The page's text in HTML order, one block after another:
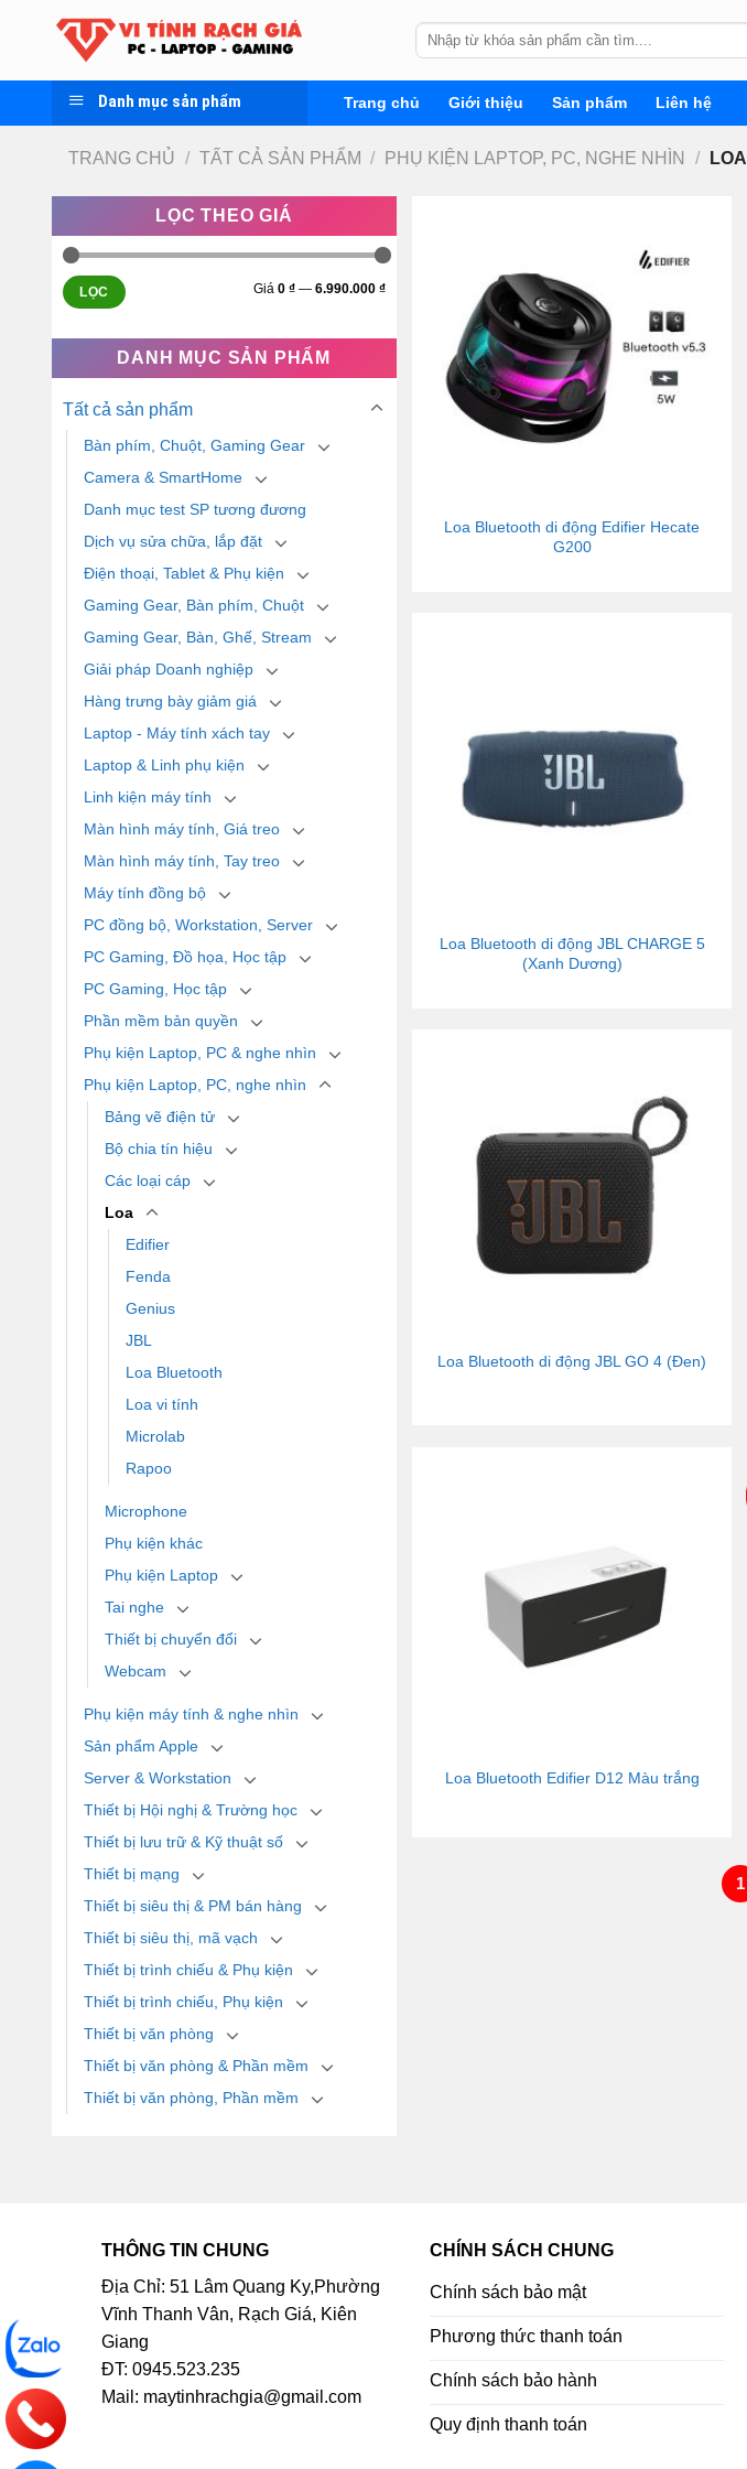
Tìm
kiếm:
Danh mục sản phẩm Trang chủ Giới thiệu Sản phẩm Liên hệ
TRANG CHỦ / TẤT CẢ SẢN PHẨM / PHỤ KIỆN LAPTOP, PC, NGHE NHÌN / LOA
LỌC THEO GIÁ
LỌC Giá 0 ₫— 6.990.000 ₫
DANH MỤC SẢN PHẨM
Tất cả sản phẩm
Bàn phím, Chuột, Gaming Gear
Camera & SmartHome
Danh mục test SP tương đương
Dịch vụ sửa chữa, lắp đặt
Điện thoại, Tablet & Phụ kiện
Gaming Gear, Bàn phím, Chuột
Gaming Gear, Bàn, Ghế, Stream
Giải pháp Doanh nghiệp
Hàng trưng bày giảm giá
Laptop - Máy tính xách tay
Laptop & Linh phụ kiện
Linh kiện máy tính
Màn hình máy tính, Giá treo
Màn hình máy tính, Tay treo
Máy tính đồng bộ
PC đồng bộ, Workstation, Server
PC Gaming, Đồ họa, Học tập
PC Gaming, Học tập
Phần mềm bản quyền
Phụ kiện Laptop, PC & nghe nhìn
Phụ kiện Laptop, PC, nghe nhìn
Bảng vẽ điện tử
Bộ chia tín hiệu
Các loại cáp
Loa
Edifier
Fenda
Genius
JBL
Loa Bluetooth
Loa vi tính
Microlab
Rapoo
Microphone
Phụ kiện khác
Phụ kiện Laptop
Tai nghe
Thiết bị chuyển đổi
Webcam
Phụ kiện máy tính & nghe nhìn
Sản phẩm Apple
Server & Workstation
Thiết bị Hội nghị & Trường học
Thiết bị lưu trữ & Kỹ thuật số
Thiết bị mạng
Thiết bị siêu thị & PM bán hàng
Thiết bị siêu thị, mã vạch
Thiết bị trình chiếu & Phụ kiện
Thiết bị trình chiếu, Phụ kiện
Thiết bị văn phòng
Thiết bị văn phòng & Phần mềm
Thiết bị văn phòng, Phần mềm
Loa Bluetooth di động Edifier Hecate
G200
Loa Bluetooth di động JBL CHARGE 5
(Xanh Dương)
Loa Bluetooth di động JBL GO 4 (Đen)
Loa Bluetooth Edifier D12 Màu trắng
1
THÔNG TIN CHUNG
Địa Chỉ: 51 Lâm Quang Ky,Phường
Vĩnh Thanh Vân, Rạch Giá, Kiên
Giang
ĐT: 0945.523.235
Mail: maytinhrachgia@gmail.com
CHÍNH SÁCH CHUNG
Chính sách bảo mật
Phương thức thanh toán
Chính sách bảo hành
Quy định thanh toán